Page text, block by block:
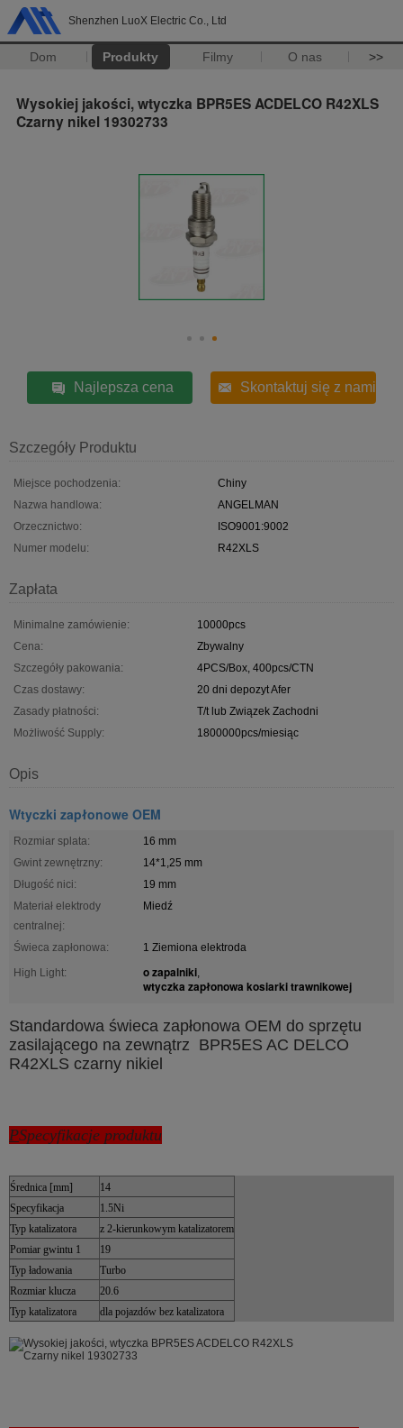
Shenzhen LuoX Electric Co., Ltd
Dom Produkty Filmy O nas >>
Wysokiej jakości, wtyczka BPR5ES ACDELCO R42XLS
Czarny nikel 19302733
Najlepsza cena Skontaktuj się z nami
Szczegóły Produktu
Miejsce pochodzenia:
Chiny
Nazwa handlowa:
ANGELMAN
Orzecznictwo:
ISO9001:9002
Numer modelu:
R42XLS
Zapłata
Minimalne zamówienie:
10000pcs
Cena:
Zbywalny
Szczegóły pakowania:
4PCS/Box, 400pcs/CTN
Czas dostawy:
20 dni depozyt Afer
Zasady płatności:
T/t lub Związek Zachodni
Możliwość Supply:
1800000pcs/miesiąc
Opis
Wtyczki zapłonowe OEM
Rozmiar splata:
16 mm
Gwint zewnętrzny:
14*1,25 mm
Długość nici:
19 mm
Materiał elektrody
centralnej:
Miedź
Świeca zapłonowa:
1 Ziemiona elektroda
High Light:
o zapalniki,
wtyczka zapłonowa kosiarki trawnikowej
Standardowa świeca zapłonowa OEM do sprzętu
zasilającego na zewnątrz BPR5ES AC DELCO
R42XLS czarny nikiel
PSpecyfikacje produktu
Średnica [mm]
14
Specyfikacja
1.5Ni
Typ katalizatora
z 2-kierunkowym katalizatorem
Pomiar gwintu 1
19
Typ ładowania
Turbo
Rozmiar klucza
20.6
Typ katalizatora
dla pojazdów bez katalizatora